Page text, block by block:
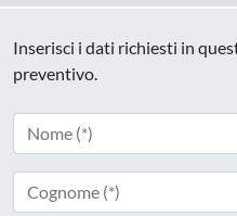
Inserisci i dati richiesti in
preventivo.